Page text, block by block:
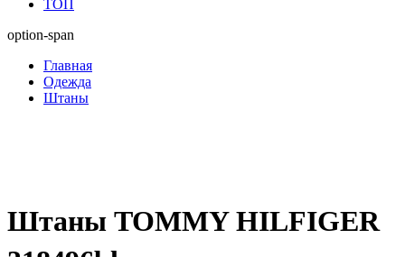
ТОП
option-span
Главная
Одежда
Штаны
Штаны TOMMY HILFIGER